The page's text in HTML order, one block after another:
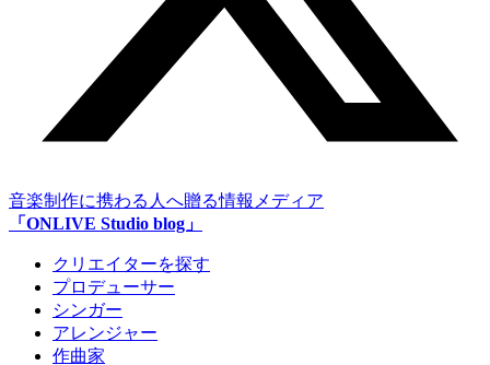
音楽制作に携わる人へ贈る情報メディア
「ONLIVE Studio blog」
クリエイターを探す
プロデューサー
シンガー
アレンジャー
作曲家